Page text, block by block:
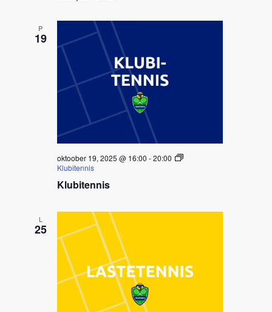
P
19
Klubitennis
oktoober 19, 2025 @ 16:00 -20:00
Klubitennis
L
25